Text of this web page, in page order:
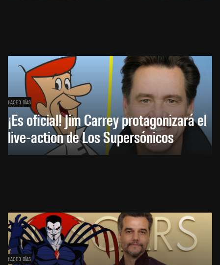
HACE 3 DÍAS
¡Es oficial! Jim Carrey protagonizará el
live-action de Los Supersónicos
HACE 3 DÍAS